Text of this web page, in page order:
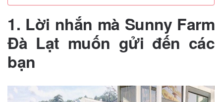
1. Lời nhắn mà Sunny Farm
Đà Lạt muốn gửi đến các
bạn